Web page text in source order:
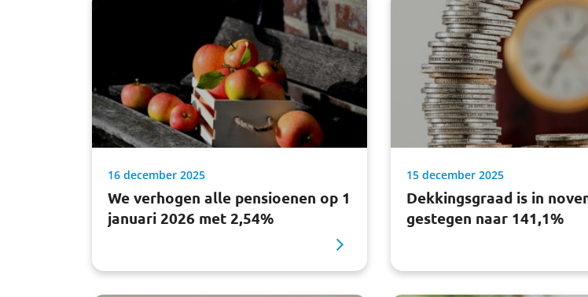
16 december 2025
We verhogen alle pensioenen op 1
januari 2026 met 2,54%
15 december 2025
Dekkingsgraad is in
gestegen naar 141,1%